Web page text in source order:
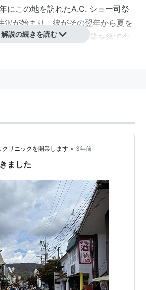
にこの地を訪れたA.C. ショー司祭
沢が始まり、彼がその翌年から夏を
が教会となり、2度の改築を経て今
解説の続きを読む
クリニックを開業します • 3年前
ました